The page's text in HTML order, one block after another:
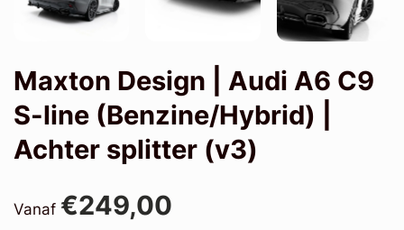
Maxton Design | Audi A6 C9
S-line (Benzine/Hybrid) |
Achter splitter (v3)
Vanaf €249,00